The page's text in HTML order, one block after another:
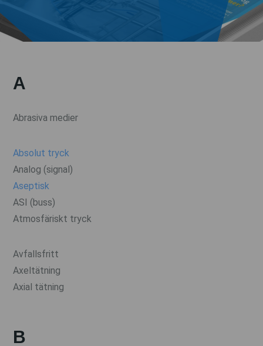
A
Abrasiva medier
Absolut tryck
Analog (signal)
Aseptisk
ASI (buss)
Atmosfäriskt tryck
Avfallsfritt
Axeltätning
Axial tätning
B